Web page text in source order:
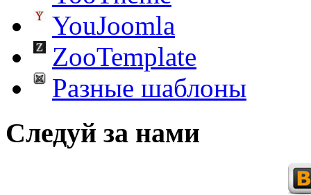
YouJoomla
ZooTemplate
Разные шаблоны
Следуй за нами